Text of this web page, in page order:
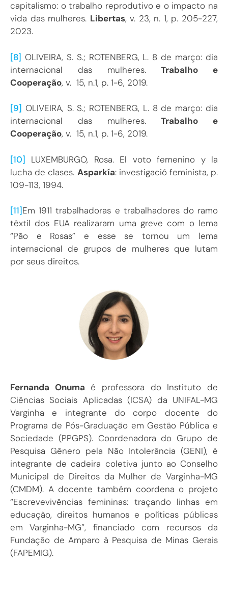
capitalismo: o trabalho reprodutivo e o impacto na
vida das mulheres. Libertas, v. 23, n. 1, p. 205-227,
2023.
[8] OLIVEIRA, S. S.; ROTENBERG, L. 8 de março: dia
internacional das mulheres.Trabalho e
Cooperação, v. 15, n.1, p. 1-6, 2019.
[9] OLIVEIRA, S. S.; ROTENBERG, L. 8 de março: dia
internacional das mulheres.Trabalho e
Cooperação, v. 15, n.1, p. 1-6, 2019.
[10] LUXEMBURGO, Rosa. El voto femenino y la
lucha de clases. Asparkía: investigació feminista, p.
109-113, 1994.
[11]Em 1911 trabalhadoras e trabalhadores do ramo
têxtil dos EUA realizaram uma greve com o lema
“Pão e Rosas” e esse se tornou um lema
internacional de grupos de mulheres que lutam
por seus direitos.
Fernanda Onuma é professora do Instituto de
Ciências Sociais Aplicadas (ICSA) da UNIFAL-MG
Varginha e integrante do corpo docente do
Programa de Pós-Graduação em Gestão Pública e
Sociedade (PPGPS). Coordenadora do Grupo de
Pesquisa Gênero pela Não Intolerância (GENI), é
integrante de cadeira coletiva junto ao Conselho
Municipal de Direitos da Mulher de Varginha-MG
(CMDM). A docente também coordena o projeto
“Escrevevivências femininas: traçando linhas em
educação, direitos humanos e políticas públicas
em Varginha-MG”, financiado com recursos da
Fundação de Amparo à Pesquisa de Minas Gerais
(FAPEMIG).